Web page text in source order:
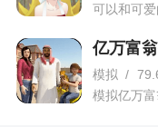
可以和可爱
亿万富
模拟 /
模拟亿万